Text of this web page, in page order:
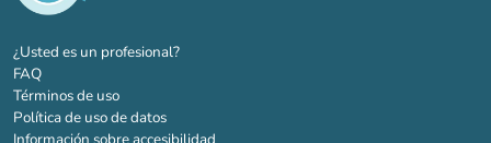
¿Usted es un profesional?(nueva pestaña)
FAQ
Términos de uso
Política de uso de datos